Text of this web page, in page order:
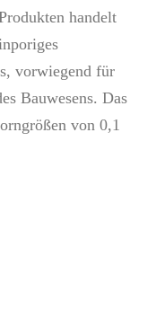
handelt
vorwiegend für
Bauwesens. Das
von 0,1